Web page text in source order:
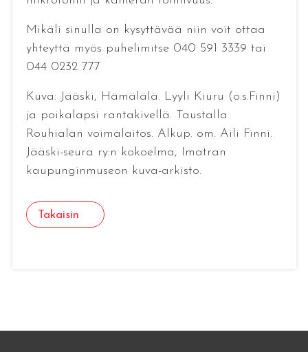
Mikäli sinulla on kysyttävää niin voit ottaa
yhteyttä myös puhelimitse 040 591 3339 tai
044 0232 777
Kuva: Jääski, Hämälälä. Lyyli Kiuru (o.s.Finni)
ja poikalapsi rantakivellä. Taustalla
Rouhialan voimalaitos. Alkup. om. Aili Finni.
Jääski-seura ry:n kokoelma, Imatran
kaupunginmuseon kuva-arkisto.
Takaisin